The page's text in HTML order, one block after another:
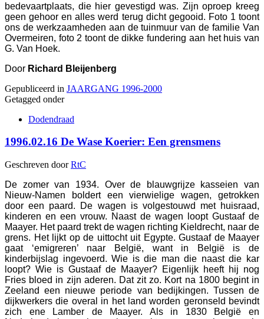
bedevaartplaats, die hier gevestigd was. Zijn oproep kreeg
geen gehoor en alles werd terug dicht gegooid. Foto 1 toont
ons de werkzaamheden aan de tuinmuur van de familie Van
Overmeiren, foto 2 toont de dikke fundering aan het huis van
G. Van Hoek.
Door Richard Bleijenberg
Gepubliceerd in JAARGANG 1996-2000
Getagged onder
Dodendraad
1996.02.16 De Wase Koerier: Een grensmens
Geschreven doorRtC
De zomer van 1934. Over de blauwgrijze kasseien van
Nieuw-Namen boldert een vierwielige wagen, getrokken
door een paard. De wagen is volgestouwd met huisraad,
kinderen en een vrouw. Naast de wagen loopt Gustaaf de
Maayer. Het paard trekt de wagen richting Kieldrecht, naar de
grens. Het lijkt op de uittocht uit Egypte. Gustaaf de Maayer
gaat ‘emigreren’ naar België, want in België is de
kinderbijslag ingevoerd. Wie is die man die naast die kar
loopt? Wie is Gustaaf de Maayer? Eigenlijk heeft hij nog
Fries bloed in zijn aderen. Dat zit zo. Kort na 1800 begint in
Zeeland een nieuwe periode van bedijkingen. Tussen de
dijkwerkers die overal in het land worden geronseld bevindt
zich ene Lamber de Maayer. Als in 1830 België en